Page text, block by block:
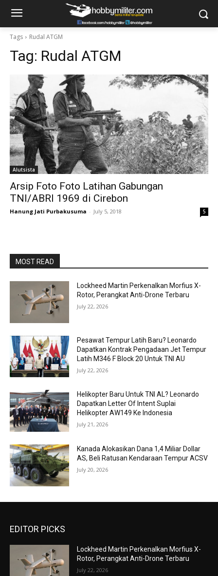
Tags Rudal ATGM
Tag: Rudal ATGM
Alutsista
Arsip Foto Foto Latihan Gabungan
TNI/ABRI 1969 di Cirebon
Hanung Jati Purbakusuma - July 5, 2018 5
MOST READ
Lockheed Martin Perkenalkan Morfius X-
Rotor, Perangkat Anti-Drone Terbaru
July 22, 2026
Pesawat Tempur Latih Baru? Leonardo
Dapatkan Kontrak Pengadaan Jet Tempur
Latih M346 F Block 20 Untuk TNI AU
July 22, 2026
Helikopter Baru Untuk TNI AL? Leonardo
Dapatkan Letter Of Intent Suplai
Helikopter AW149 Ke Indonesia
July 21, 2026
Kanada Alokasikan Dana 1,4 Miliar Dollar
AS, Beli Ratusan Kendaraan Tempur ACSV
July 20, 2026
EDITOR PICKS
Lockheed Martin Perkenalkan Morfius X-
Rotor, Perangkat Anti-Drone Terbaru
July 22, 2026